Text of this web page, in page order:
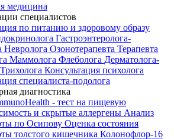
медицина
специалистов
по питанию и здоровому образу
Гастроэнтеролога-
Невролога Озонотерапевта Терапевта
Маммолога Флеболога Дерматолога-
Трихолога Консультация психолога
специалиста-подолога
диагностика
- тест на пищевую
и скрытые аллергены Анализ
по Осипову Оценка состояния
толстого кишечника Колонофлор-16